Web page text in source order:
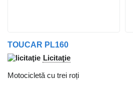
TOUCAR PL160
Licitaţie
Motocicletă cu trei roți